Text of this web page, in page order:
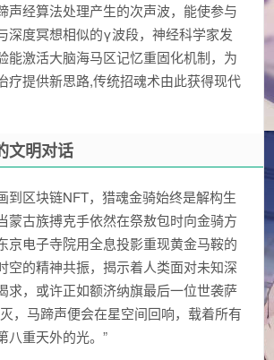
声经算法处理产生的次声波，能使参与
深度冥想相似的γ波段，神经科学家发
能激活大脑海马区记忆重固化机制，为
疗提供新思路,传统招魂术由此获得现代
文明对话
到区块链NFT，猎魂金骑始终是解构生
蒙古族搏克手依然在祭敖包时向金骑方
京电子寺院用全息投影重现黄金马鞍的
空的精神共振，揭示着人类面对未知深
求，或许正如额济纳旗最后一位世袭萨
，马蹄声便会在星空间回响，载着所有
八重天外的光。”